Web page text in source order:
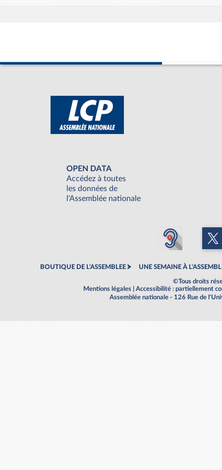
OPEN DATA
Accédez à toutes
les données de
l'Assemblée nationale
BOUTIQUE DE L'ASSEMBLEE UNE SEMAINE À
©Tous droits
Mentions légales
Accessibilité : partiellement
Assemblée nationale - 126 Rue de